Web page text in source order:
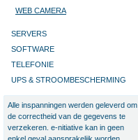
WEB CAMERA
SERVERS
SOFTWARE
TELEFONIE
UPS & STROOMBESCHERMING
Alle inspanningen werden geleverd om
de correctheid van de gegevens te
verzekeren. e-nitiative kan in geen